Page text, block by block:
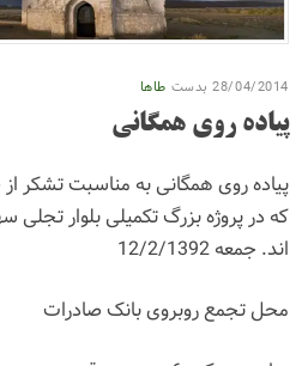
طاها
به مناسبت تشکر از خیرین جوان
تکمیلی بلوار تجلی سهم عمده ای
بانک صادرات